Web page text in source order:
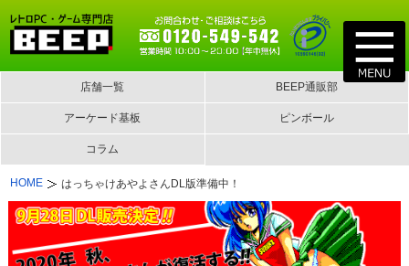
店舗一覧 BEEP通販部
アーケード基板 ピンボール
コラム
HOME はっちゃけあやよさんDL版準備中！